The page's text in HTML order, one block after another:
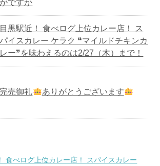
がですか
目黒駅近！ 食べログ上位カレー店！ ス
パイスカレー ケラク ❝マイルドチキンカ
レー❞を味わえるのは2/27（木）まで！
完売御礼 ありがとうございます
食べログ上位カレー店！ スパイスカレー